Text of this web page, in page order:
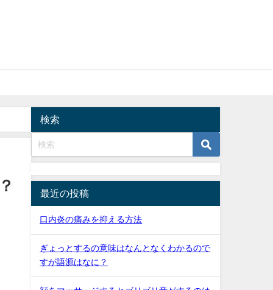
検索
最近の投稿
口内炎の痛みを抑える方法
ぎょっとするの意味はなんとなくわかるので
すが語源はなに？